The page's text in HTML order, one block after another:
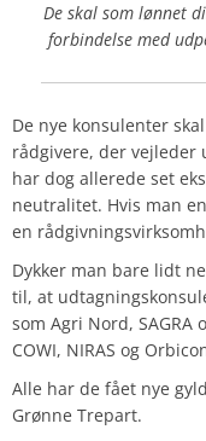
De skal som lønnet
forbindelse med
De nye konsulenter
rådgivere, der vejleder
har dog allerede set
neutralitet. Hvis man
en
Dykker man bare lidt
til, at
som Agri Nord, SAGRA
COWI, NIRAS og
Alle har de fået nye
Grønne Trepart.